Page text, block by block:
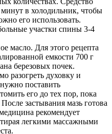
в холодильник, чтобы
его использовать.
участки спины 3-4
масло. Для этого рецепта
емкости 700 г
березовых почек.
разогреть духовку и
поставить
его до тех пор, пока
застывания мазь готова
рекомендует
легкими массажными